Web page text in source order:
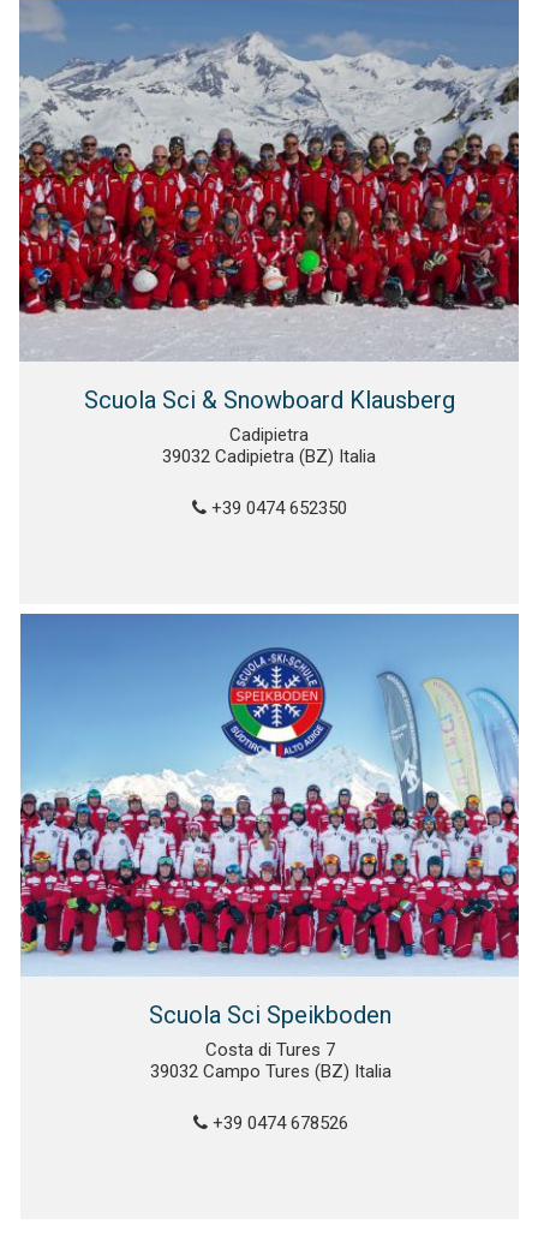
Scuola Sci & Snowboard Klausberg
Cadipietra
39032 Cadipietra (BZ) Italia
+39 0474 652350
Scuola Sci Speikboden
Costa di Tures 7
39032 Campo Tures (BZ) Italia
+39 0474 678526